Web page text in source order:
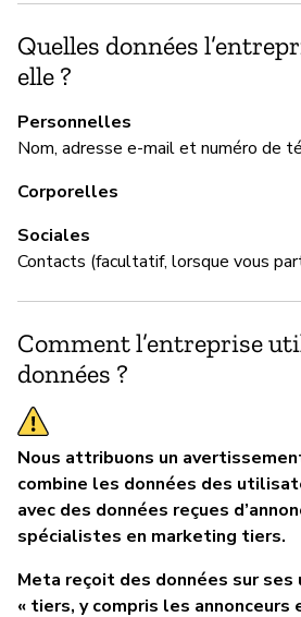
Quelles données
elle ?
Personnelles
Nom, adresse e-mail et numéro de
Corporelles
Sociales
Contacts (facultatif, lorsque vous
Comment l’entreprise
données ?
Nous attribuons un
combine les données des
avec des données reçues
spécialistes en marketing tiers.
Meta reçoit des données sur
« tiers, y compris les